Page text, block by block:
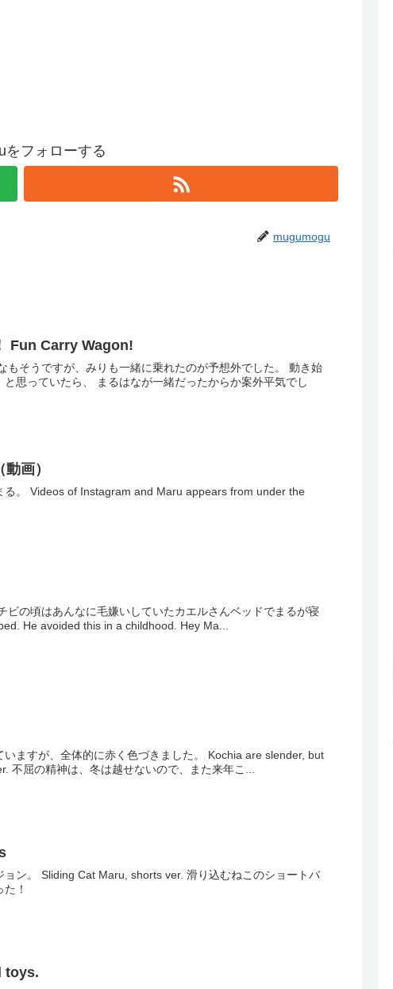
をフォローする
mugumogu
Fun Carry Wagon!
もそうですが、みりも一緒に乗れたのが予想外でした。 動き始
思っていたら、 まるはなが一緒だったからか案外平気でし
画）
る。 Videos of Instagram and Maru appears from under the
ビの頃はあんなに毛嫌いしていたカエルさんベッドでまるが寝
He avoided this in a childhood. Hey Ma...
いますが、全体的に赤く色づきました。 Kochia are slender, but
have turned a red color all over. 不屈の精神は、冬は越せないので、また来年こ...
Cat Maru, shorts ver. 滑り込むねこのショートバ
！
toys.